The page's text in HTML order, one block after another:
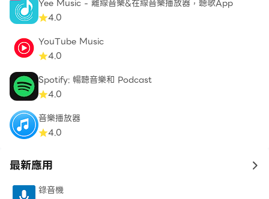
與朋友分享“揚聲器的大音量增強器”！不要忘記給5個星
星！
Yee Music - 離線音樂&在線音樂播放器，聽歌App
4.0
YouTube Music
4.0
Spotify: 暢聽音樂和 Podcast
4.0
音樂播放器
4.0
最新應用 to
錄音機